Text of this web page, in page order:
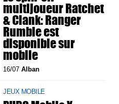
multijoueur Ratchet
& Clank: Ranger
Rumble est
disponible sur
mobile
16/07Alban
JEUX MOBILE